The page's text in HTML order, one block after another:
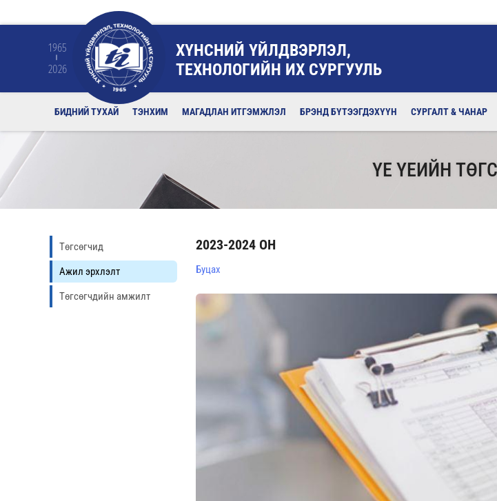
1965
2026
ХҮНСНИЙ ҮЙЛДВЭРЛЭЛ,
ТЕХНОЛОГИЙН ИХ СУРГУУЛЬ
БИДНИЙ ТУХАЙ ТЭНХИМ МАГАДЛАН ИТГЭМЖЛЭЛ БРЭНД БҮТЭЭГДЭХҮҮН СУРГАЛТ & ЧАНАР
ҮЕ ҮЕИЙН
Төгсөгчид
Ажил эрхлэлт
Төгсөгчдийн амжилт
2023-2024 ОН
Буцах